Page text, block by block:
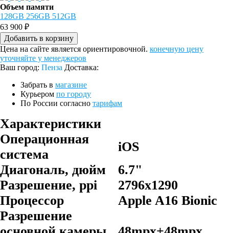
Объем памяти
128GB 256GB 512GB
63 900 ₽
Добавить в корзину
Цена на сайте является ориентировочной. конечную цену
уточняйте у менеджеров
Ваш город: Пенза Доставка:
Забрать в магазине
Курьером по городу
По России согласно тарифам
Характеристики
Операционная
система
iOS
Диагональ, дюйм
6.7"
Разрешение, ppi
2796х1290
Процессор
Apple A16 Bionic
Разрешение